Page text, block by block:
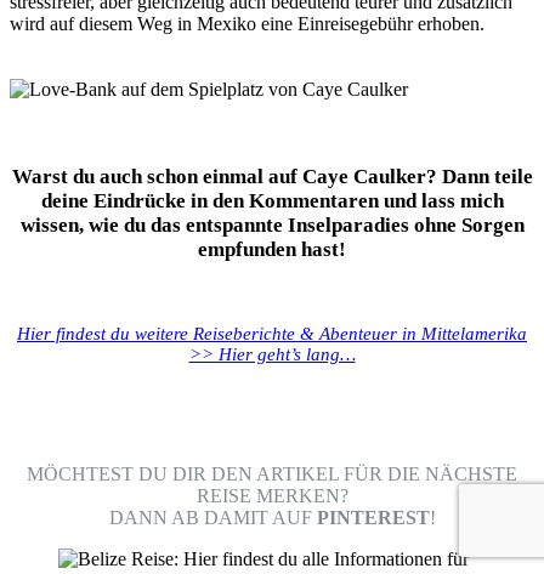
wird auf diesem Weg in Mexiko eine Einreisegebühr erhoben.
Warst du auch schon einmal auf Caye Caulker? Dann teile
deine Eindrücke in den Kommentaren und lass mich
wissen, wie du das entspannte Inselparadies ohne Sorgen
empfunden hast!
Hier findest du weitere Reiseberichte & Abenteuer in Mittelamerika
>> Hier geht’s lang…
MÖCHTEST DU DIR DEN ARTIKEL FÜR DIE NÄCHSTE
REISE MERKEN?
DANN AB DAMIT AUF PINTEREST!